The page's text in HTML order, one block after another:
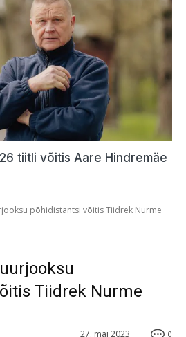
tiitli võitis Aare Hindremäe